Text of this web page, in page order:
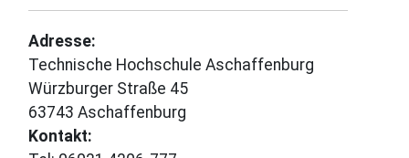
Adresse:
Technische Hochschule Aschaffenburg
Würzburger Straße 45
63743 Aschaffenburg
Kontakt: